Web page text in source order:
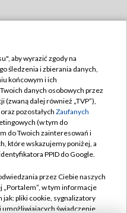
TVP
aby wyrazić zgody na
śledzenia i zbierania danych,
końcowym i ich
danych osobowych przez
(zwaną dalej również „TVP”),
oraz pozostałych Zaufanych
(w tym do
do Twoich zainteresowań i
które wskazujemy poniżej, a
PPID do Google.
przez Ciebie naszych
„Portalem”, w tym informacje
jak: pliki cookie, sygnalizatory
świadczenie